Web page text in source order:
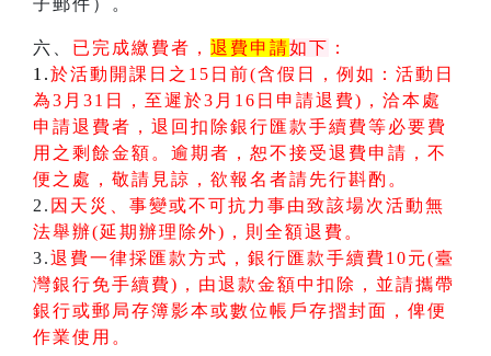
子郵件）。
六、 已完成繳費者， 退費申請如下 ：
1.於活動開課日之15日前(含假日，例如：活動日
為3月31日，至遲於3月16日申請退費)，洽本處
申請退費者，退回扣除銀行匯款手續費等必要費
用之剩餘金額。逾期者，恕不接受退費申請，不
便之處，敬請見諒，欲報名者請先行斟酌。
2. 因天災、事變或不可抗力事由致該場次活動無
法舉辦(延期辦理除外)，則全額退費。
3.退費一律採匯款方式，銀行匯款手續費10元(臺
灣銀行免手續費)，由退款金額中扣除，並請攜帶
銀行或郵局存簿影本或數位帳戶存摺封面，俾便
作業使用。